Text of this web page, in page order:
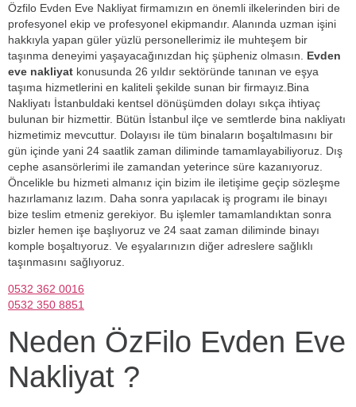
Özfilo Evden Eve Nakliyat firmamızın en önemli ilkelerinden biri de
profesyonel ekip ve profesyonel ekipmandır. Alanında uzman işini
hakkıyla yapan güler yüzlü personellerimiz ile muhteşem bir
taşınma deneyimi yaşayacağınızdan hiç şüpheniz olmasın. Evden
eve nakliyat konusunda 26 yıldır sektöründe tanınan ve eşya
taşıma hizmetlerini en kaliteli şekilde sunan bir firmayız.Bina
Nakliyatı İstanbuldaki kentsel dönüşümden dolayı sıkça ihtiyaç
bulunan bir hizmettir. Bütün İstanbul ilçe ve semtlerde bina nakliyatı
hizmetimiz mevcuttur. Dolayısı ile tüm binaların boşaltılmasını bir
gün içinde yani 24 saatlik zaman diliminde tamamlayabiliyoruz. Dış
cephe asansörlerimi ile zamandan yeterince süre kazanıyoruz.
Öncelikle bu hizmeti almanız için bizim ile iletişime geçip sözleşme
hazırlamanız lazım. Daha sonra yapılacak iş programı ile binayı
bize teslim etmeniz gerekiyor. Bu işlemler tamamlandıktan sonra
bizler hemen işe başlıyoruz ve 24 saat zaman diliminde binayı
komple boşaltıyoruz. Ve eşyalarınızın diğer adreslere sağlıklı
taşınmasını sağlıyoruz.
0532 362 0016
0532 350 8851
Neden ÖzFilo Evden Eve
Nakliyat ?